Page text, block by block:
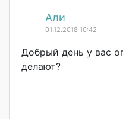
Али
01.12.2018 10:42
Добрый день у вас
делают?